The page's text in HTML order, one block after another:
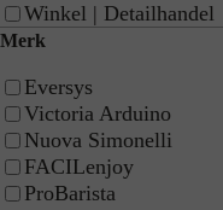
Winkel | Detailhandel
Merk
Eversys
Victoria Arduino
Nuova Simonelli
FACILenjoy
ProBarista